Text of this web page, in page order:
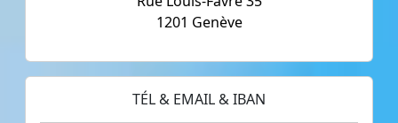
1201 Genève
TÉL & EMAIL & IBAN